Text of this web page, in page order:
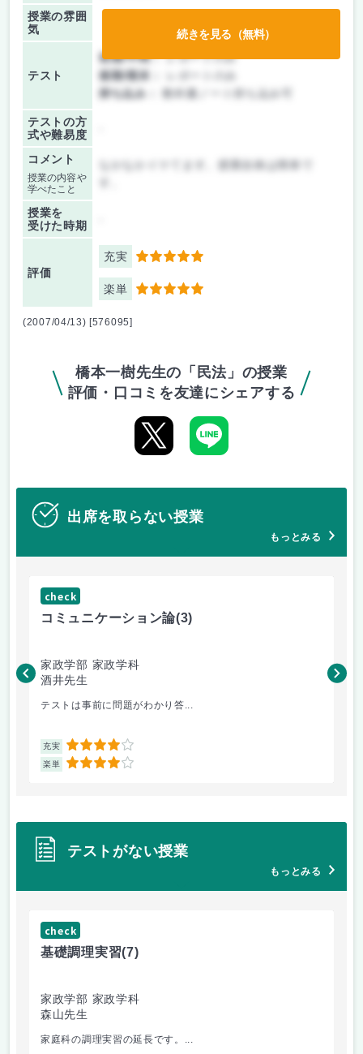
授業の雰囲
気
テスト
前期/中間：レポートのみ
後期/期末：
持ち込み：
教科書ノート持ち込み可
テストの方
式や難易度
コメント
授業の内容や
学べたこと
授業を
受けた時期
評価
充実 5
楽単 5
続きを見る（無料）
(2007/04/13) [576095]
橋本一樹先生の「民法」の授業
評価・口コミを友達にシェアする
出席を取らない授業
もっとみる
check
コミュニケーション論(3)
家政学部 家政学科
酒井先生
テストは事前に問題がわかり答...
充実 4
楽単 4
村
テストがない授業
もっとみる
check
基礎調理実習(7)
家政学部 家政学科
森山先生
家庭科の調理実習の延長です。...